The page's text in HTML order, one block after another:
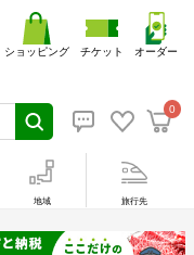
0
ショッピング チケット オーダー
地域 旅行先